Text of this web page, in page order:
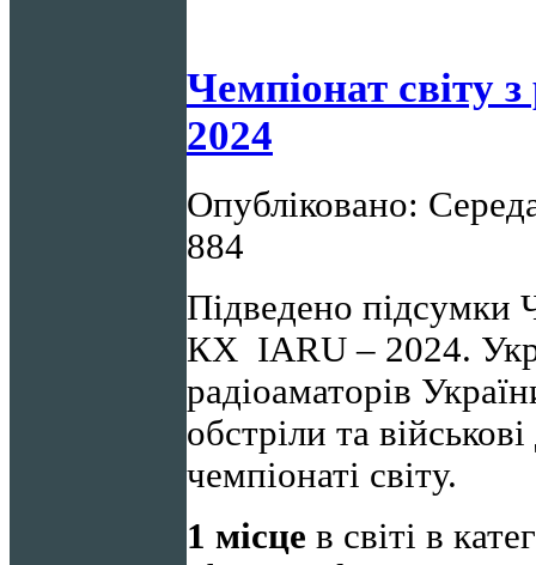
Чемпіонат світу
2024
Опубліковано:
884
Підведено підсумки
КХ IARU – 2024.
радіоаматорів
обстріли та
чемпіонаті світу.
1 місце в світі в